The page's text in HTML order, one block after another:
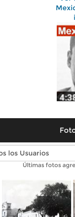
Fotos
Últimas fotos